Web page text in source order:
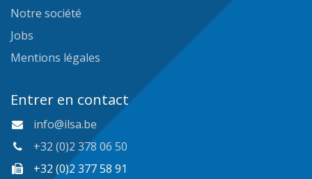
Notre société
Jobs
Mentions légales
Entrer en contact
info@ilsa.be
+32 (0)2 378 06 50
+32 (0)2 377 58 91